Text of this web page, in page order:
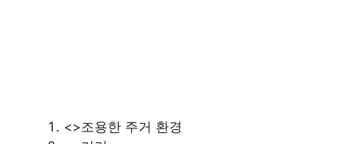
<>조용한 주거 환경